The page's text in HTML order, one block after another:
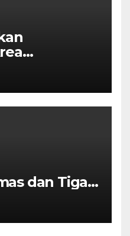
Polisi
Tanda
dan Tiga
Warga
Ronda